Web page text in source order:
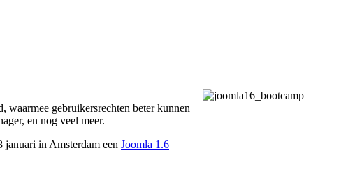
gebruikersrechten beter kunnen
en nog veel meer.
in Amsterdam een Joomla 1.6